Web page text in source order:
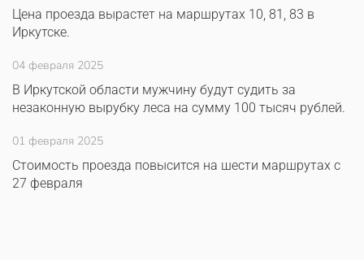
Цена проезда вырастет на маршрутах 10, 81, 83 в
Иркутске.
04 февраля 2025
В Иркутской области мужчину будут судить за
незаконную вырубку леса на сумму 100 тысяч рублей.
01 февраля 2025
Стоимость проезда повысится на шести маршрутах с
27 февраля